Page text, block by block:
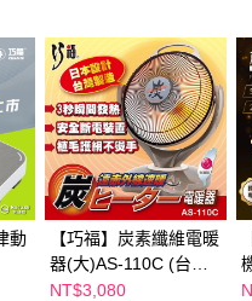
將收到繳費通知簡訊。
方式進行付款，方視為交易完成。
成當下不需立刻繳費，但若您需要取
商家同意取消之訂單仍視為有效，需透
AFTEE先享後付 」之結帳頁面顯示為
需取消欲退款等相關疑問，請聯繫「
netprotections.freshdesk.com/support/
份有限公司提供之「AFTEE先享後付
圍內提供個人資料，並將交易相關
有限公司。
含以上)免運費
動
【巧福】炭素纖維電暖
器(大)AS-110C (台灣
製)
NT$3,080